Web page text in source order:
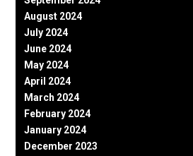
August 2024
July 2024
June 2024
May 2024
April 2024
March 2024
February 2024
January 2024
December 2023